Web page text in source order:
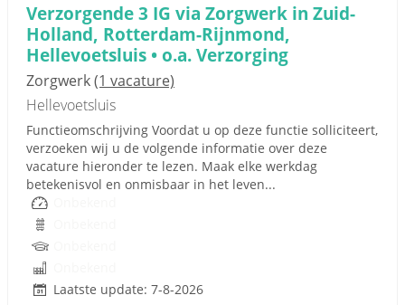
Verzorgende 3 IG via Zorgwerk in Zuid-
Holland, Rotterdam-Rijnmond,
Hellevoetsluis • o.a. Verzorging
Zorgwerk(1 vacature)
Hellevoetsluis
Functieomschrijving Voordat u op deze functie solliciteert,
verzoeken wij u de volgende informatie over deze
vacature hieronder te lezen. Maak elke werkdag
betekenisvol en onmisbaar in het leven...
Laatste update: 7-8-2026